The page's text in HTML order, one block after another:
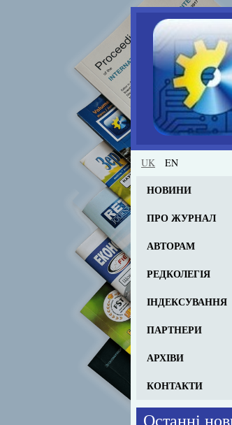
UK EN
НОВИНИ
ПРО ЖУРНАЛ
АВТОРАМ
РЕДКОЛЕГІЯ
ІНДЕКСУВАННЯ
ПАРТНЕРИ
АРХІВИ
КОНТАКТИ
Останні